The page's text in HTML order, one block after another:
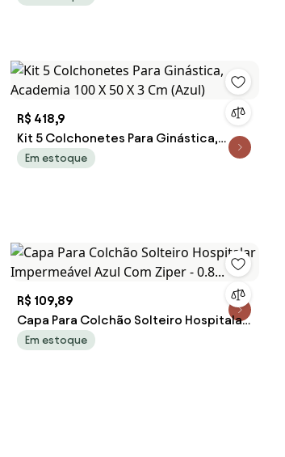
R$ 418,9
Kit 5 Colchonetes Para Ginástica,
Academia 100 X 50 X 3 Cm (Azul)
Em estoque
R$ 109,89
Capa Para Colchão Solteiro Hospitalar
Impermeável Azul Com Ziper - 0.8...
Em estoque